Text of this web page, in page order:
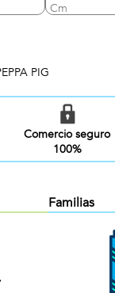
PIG
Comercio seguro
100%
Familias